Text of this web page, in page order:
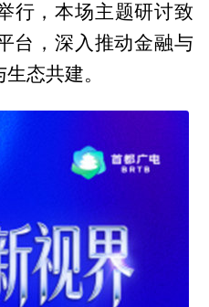
行，本场主题研讨致
台，深入推动金融与
态共建。